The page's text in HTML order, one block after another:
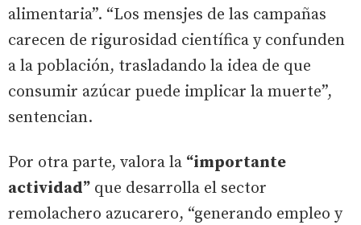
alimentaria”. “Los mensjes de las campañas
carecen de rigurosidad científica y confunden
a la población, trasladando la idea de que
consumir azúcar puede implicar la muerte”,
sentencian.
Por otra parte, valora la “importante
actividad” que desarrolla el sector
remolachero azucarero, “generando empleo y